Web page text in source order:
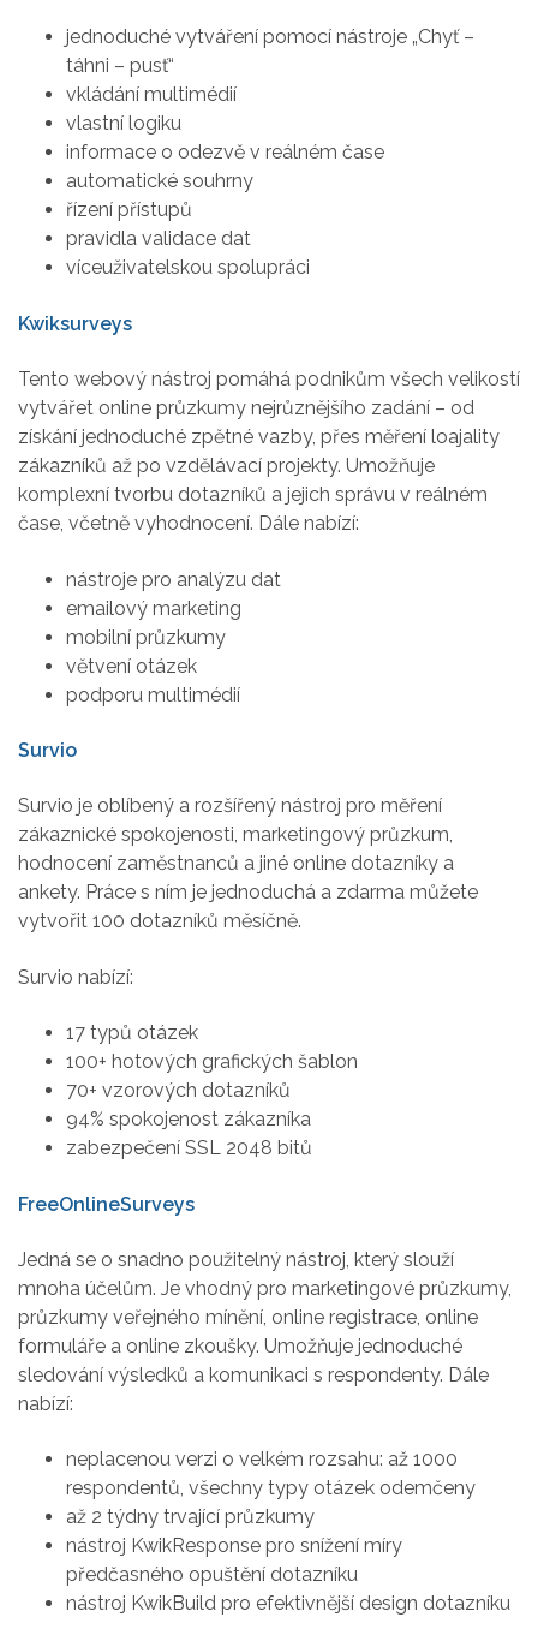
jednoduché vytváření pomocí nástroje „Chyť –
táhni – pusť“
vkládání multimédií
vlastní logiku
informace o odezvě v reálném čase
automatické souhrny
řízení přístupů
pravidla validace dat
víceuživatelskou spolupráci
Kwiksurveys
Tento webový nástroj pomáhá podnikům všech velikostí
vytvářet online průzkumy nejrůznějšího zadání – od
získání jednoduché zpětné vazby, přes měření loajality
zákazníků až po vzdělávací projekty. Umožňuje
komplexní tvorbu dotazníků a jejich správu v reálném
čase, včetně vyhodnocení. Dále nabízí:
nástroje pro analýzu dat
emailový marketing
mobilní průzkumy
větvení otázek
podporu multimédií
Survio
Survio je oblíbený a rozšířený nástroj pro měření
zákaznické spokojenosti, marketingový průzkum,
hodnocení zaměstnanců a jiné online dotazníky a
ankety. Práce s ním je jednoduchá a zdarma můžete
vytvořit 100 dotazníků měsíčně.
Survio nabízí:
17 typů otázek
100+ hotových grafických šablon
70+ vzorových dotazníků
94% spokojenost zákazníka
zabezpečení SSL 2048 bitů
FreeOnlineSurveys
Jedná se o snadno použitelný nástroj, který slouží
mnoha účelům. Je vhodný pro marketingové průzkumy,
průzkumy veřejného mínění, online registrace, online
formuláře a online zkoušky. Umožňuje jednoduché
sledování výsledků a komunikaci s respondenty. Dále
nabízí:
neplacenou verzi o velkém rozsahu: až 1000
respondentů, všechny typy otázek odemčeny
až 2 týdny trvající průzkumy
nástroj KwikResponse pro snížení míry
předčasného opuštění dotazníku
nástroj KwikBuild pro efektivnější design dotazníku